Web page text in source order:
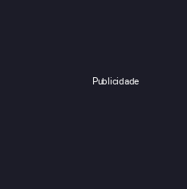
Publicidade